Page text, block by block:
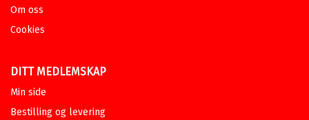
Om oss
Cookies
DITT MEDLEMSKAP
Min side
Bestilling og levering